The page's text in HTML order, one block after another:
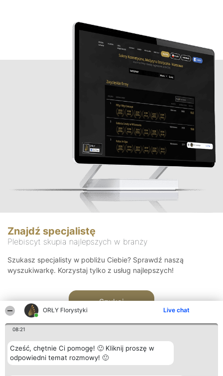
ORŁY Florystyki Live chat
08:21
Cześć, chętnie Ci pomogę! 🙂 Kliknij proszę w
odpowiedni temat rozmowy! 🙂
Znajdź specjalistę
Plebiscyt skupia najlepszych w branży
Szukasz specjalisty w pobliżu Ciebie? Sprawdź naszą
wyszukiwarkę. Korzystaj tylko z usług najlepszych!
Szukaj